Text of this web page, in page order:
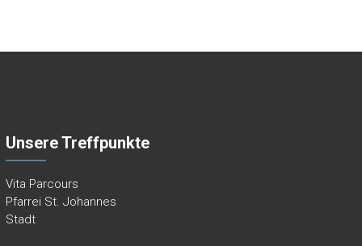
Unsere Treffpunkte
Vita Parcours
Pfarrei St. Johannes
Stadt